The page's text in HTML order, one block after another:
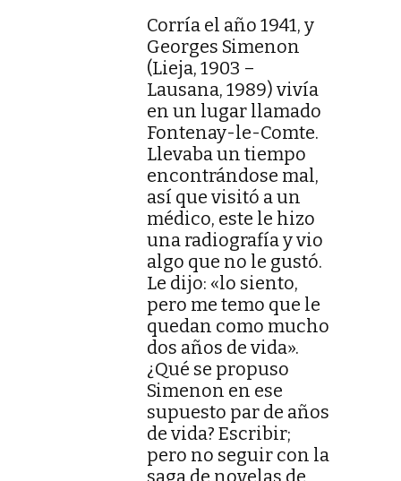
Corría el año 1941, y
Georges Simenon
(Lieja, 1903 –
Lausana, 1989) vivía
en un lugar llamado
Fontenay-le-Comte.
Llevaba un tiempo
encontrándose mal,
así que visitó a un
médico, este le hizo
una radiografía y vio
algo que no le gustó.
Le dijo: «lo siento,
pero me temo que le
quedan como mucho
dos años de vida».
¿Qué se propuso
Simenon en ese
supuesto par de años
de vida? Escribir;
pero no seguir con la
saga de novelas de